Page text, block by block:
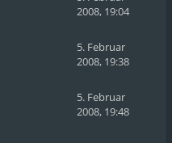
2008, 19:04
5. Februar
2008, 19:38
5. Februar
2008, 19:48